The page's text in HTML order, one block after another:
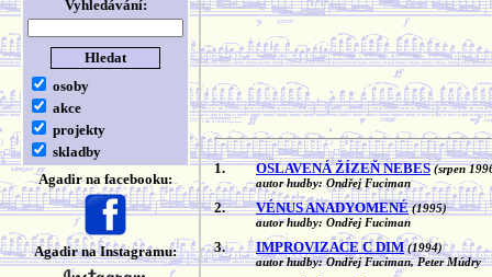
Vyhledávání:
osoby
akce
projekty
skladby
Agadir na facebooku:
Agadir na Instagramu:
1. OSLAVENÁ ŽÍZEŇ NEBES (srpen
autor hudby: Ondřej Fuciman
2. VÉNUS ANADYOMENÉ (1995)
autor hudby: Ondřej Fuciman
3. IMPROVIZACE C DIM (1994)
autor hudby: Ondřej Fuciman, Peter Múdry